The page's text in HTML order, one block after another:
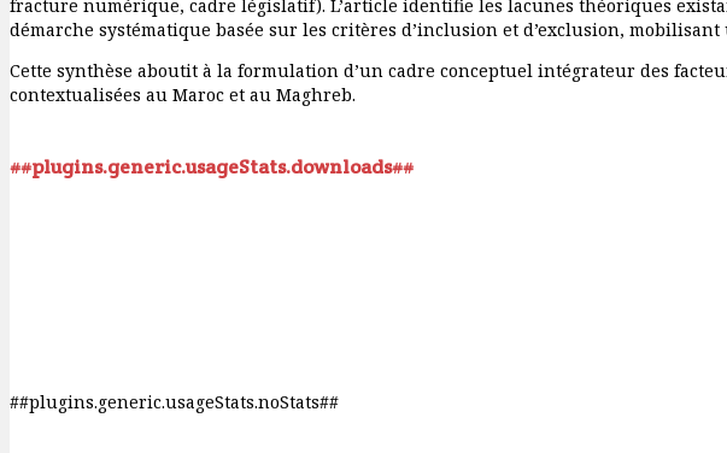
fracture numérique, cadre législatif). L’article identifie les lacunes théoriques
démarche systématique basée sur les critères d’inclusion et d’exclusion,
Cette synthèse aboutit à la formulation d’un cadre conceptuel intégrateur des
contextualisées au Maroc et au Maghreb.
##plugins.generic.usageStats.downloads##
##plugins.generic.usageStats.noStats##